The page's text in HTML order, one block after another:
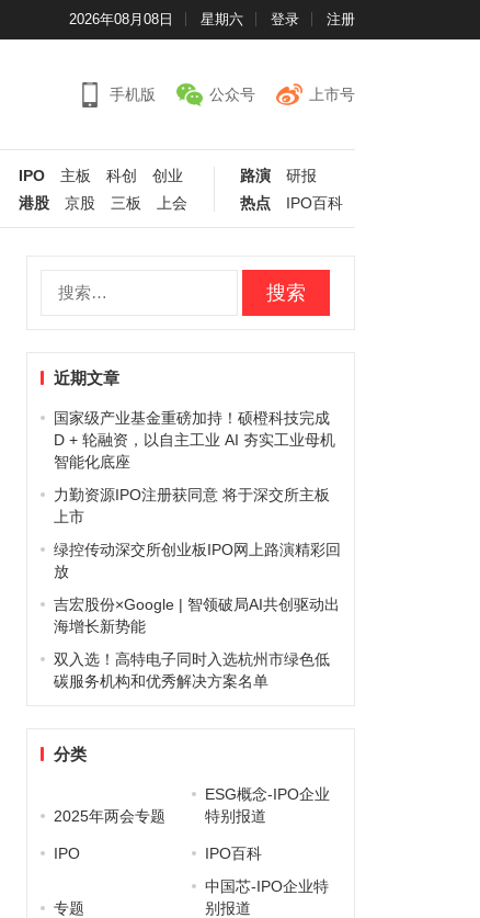
2026年08月08日 星期六 登录 注册
手机版 公众号 上市号
IPO 主板 科创
创业
港股
京股 三板 上会
路演
研报
热点
IPO百科
近期文章
国家级产业基金重磅加持！硕橙科技完成
D + 轮融资，以自主工业 AI 夯实工业母机
智能化底座
力勤资源IPO注册获同意 将于深交所主板
上市
绿控传动深交所创业板IPO网上路演精彩回
放
吉宏股份×Google | 智领破局AI共创驱动出
海增长新势能
双入选！高特电子同时入选杭州市绿色低
碳服务机构和优秀解决方案名单
分类
2025年两会专题
ESG概念-IPO企业
特别报道
IPO IPO百科
专题
中国芯-IPO企业特
别报道